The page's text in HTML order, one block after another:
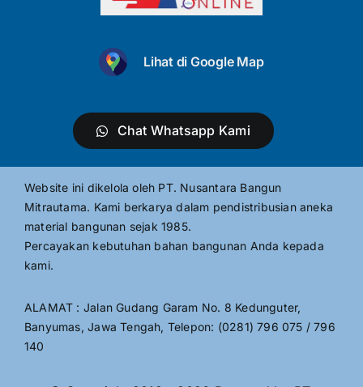
Lihat di Google Map
Chat Whatsapp Kami
Website ini dikelola oleh PT. Nusantara Bangun
Mitrautama. Kami berkarya dalam pendistribusian aneka
material bangunan sejak 1985.
Percayakan kebutuhan bahan bangunan Anda kepada
kami.
ALAMAT : Jalan Gudang Garam No. 8 Kedunguter,
Banyumas, Jawa Tengah, Telepon: (0281) 796 075 / 796
140